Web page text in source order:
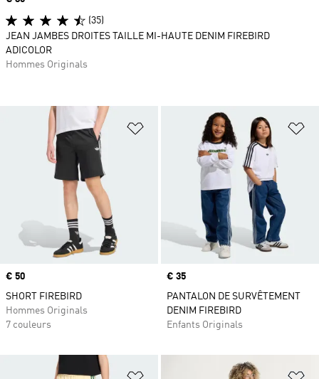
Ajouter à la Liste de produits
Prix
€ 50
SHORT FIREBIRD
Hommes Originals
7 couleurs
Prix
€ 35
PANTALON DE SURVÊTEMENT
DENIM FIREBIRD
Enfants Originals
Ajouter à la Liste de produits
(35)
JEAN JAMBES DROITES TAILLE MI-HAUTE DENIM FIREBIRD
ADICOLOR
Hommes Originals